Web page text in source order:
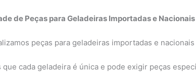
de Peças para Geladeiras Importadas e Nacionais
peças para geladeiras importadas e
que cada geladeira é única e pode exigir peças